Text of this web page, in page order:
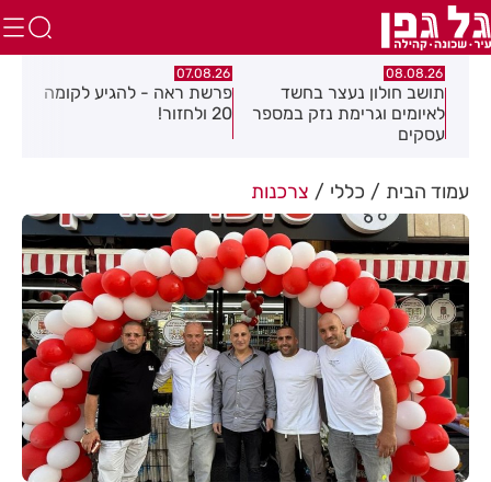
בחשד
במספר
07.08.26
פרשת ראה - להגיע לקומה
20 ולחזור!
07.08.26
פצוע בהתהפכות רכב
בכניסה לאזור התעשייה
עמוד הבית כללי צרכנות